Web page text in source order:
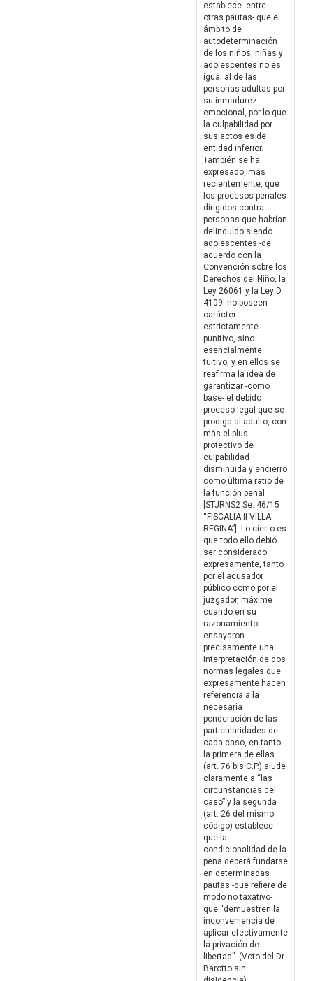
establece -entre
otras pautas- que el
ámbito de
autodeterminación
de los niños, niñas y
adolescentes no es
igual al de las
personas adultas por
su inmadurez
emocional, por lo que
la culpabilidad por
sus actos es de
entidad inferior.
También se ha
expresado, más
recientemente, que
los procesos penales
dirigidos contra
personas que habrían
delinquido siendo
adolescentes -de
acuerdo con la
Convención sobre los
Derechos del Niño, la
Ley 26061 y la Ley D
4109- no poseen
carácter
estrictamente
punitivo, sino
esencialmente
tuitivo, y en ellos se
reafirma la idea de
garantizar -como
base- el debido
proceso legal que se
prodiga al adulto, con
más el plus
protectivo de
culpabilidad
disminuida y encierro
como última ratio de
la función penal
[STJRNS2 Se. 46/15
“FISCALIA II VILLA
REGINA”]. Lo cierto es
que todo ello debió
ser considerado
expresamente, tanto
por el acusador
público como por el
juzgador, máxime
cuando en su
razonamiento
ensayaron
precisamente una
interpretación de dos
normas legales que
expresamente hacen
referencia a la
necesaria
ponderación de las
particularidades de
cada caso, en tanto
la primera de ellas
(art. 76 bis C.P.) alude
claramente a “las
circunstancias del
caso” y la segunda
(art. 26 del mismo
código) establece
que la
condicionalidad de la
pena deberá fundarse
en determinadas
pautas -que refiere de
modo no taxativo-
que “demuestren la
inconveniencia de
aplicar efectivamente
la privación de
libertad”. (Voto del Dr.
Barotto sin